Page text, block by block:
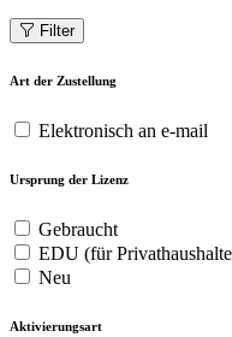
Filter
Art der Zustellung
Elektronisch an e-mail
Ursprung der Lizenz
Gebraucht
EDU (für
Neu
Aktivierungsart